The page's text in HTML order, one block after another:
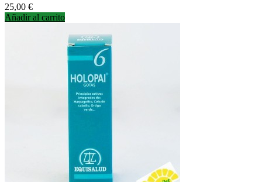
Precio
25,00 €
Añadir al carrito